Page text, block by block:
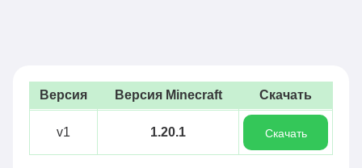
Версия Версия Minecraft Скачать
v1 1.20.1 Скачать